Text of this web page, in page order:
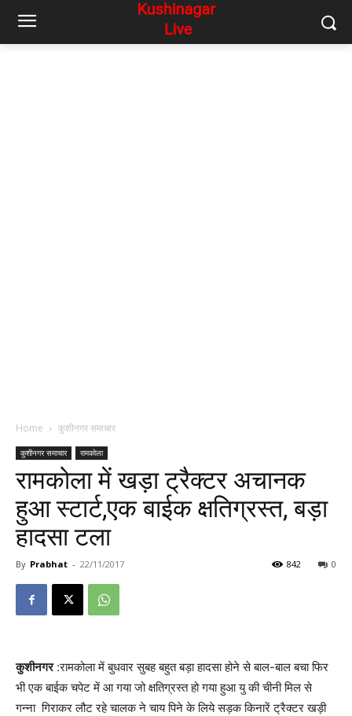
Home कुशीनगर समाचार
कुशीनगर समाचार रामकोला
रामकोला में खड़ा ट्रैक्टर अचानक
हुआ स्टार्ट,एक बाईक क्षतिग्रस्त, बड़ा
हादसा टला
By Prabhat - 22/11/2017 0
842
कुशीनगर:रामकोला में बुधवार सुबह बहुत बड़ा हादसा होने से बाल-बाल बचा फिर
भी एक बाईक चपेट में आ गया जो क्षतिग्रस्त हो गया हुआ यु की चीनी मिल से
गन्ना गिराकर लौट रहे चालक ने चाय पिने के लिये सड़क किनारें ट्रैक्टर खड़ी